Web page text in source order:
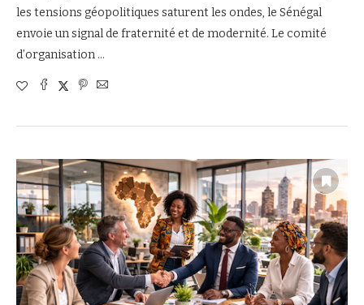
les tensions géopolitiques saturent les ondes, le Sénégal
envoie un signal de fraternité et de modernité. Le comité
d’organisation …